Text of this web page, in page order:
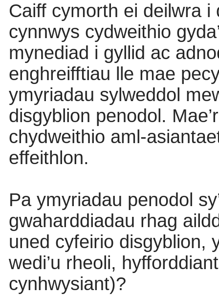
Caiff cymorth ei deilwra
cynnwys cydweithio
mynediad i gyllid ac
enghreifftiau lle mae
ymyriadau sylweddol
disgyblion penodol.
chydweithio aml-
effeithlon.
Pa ymyriadau penodol
gwaharddiadau rhag
uned cyfeirio disgyblion,
wedi’u rheoli,
cynhwysiant)?